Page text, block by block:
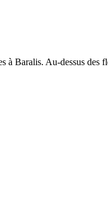
à Baralis. Au-dessus